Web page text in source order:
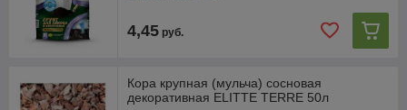
4,45 руб.
Кора крупная (мульча) сосновая
декоративная ELITTE TERRE 50л